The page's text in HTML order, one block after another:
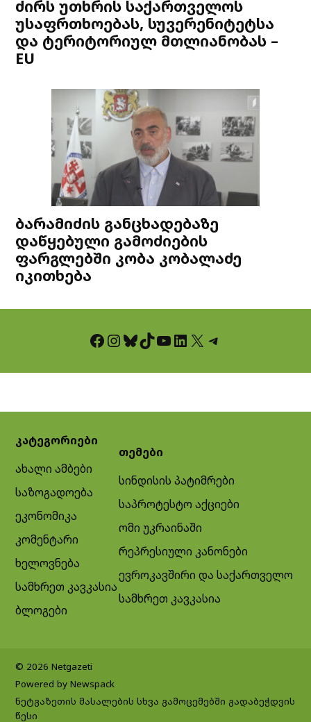
ძირს უთხრის საქართველოს
უსაფრთხოებას, სუვერენიტეტსა
და ტერიტორიულ მთლიანობას –
EU
ბარამიძის განცხადებაზე
დაწყებული გამოძიების
ფარგლებში კობა კობალაძე
იკითხება
Facebook InstagramBluesky TikTok YouTube LinkedIn X Telegram
კატეგორიები
ახალი ამბები
საზოგადოება
ეკონომიკა
კომენტარი
ხელოვნება
სამხრეთ კავკასია
ბლოგები
თემები
სინდისის პატიმრები
საპროტესტო აქციები
ომი უკრაინაში
რეპრესიული კანონები
ევროკავშირი და საქართველო
სამხრეთ კავკასია
© 2026 Netgazeti
Powered by Newspack
ნეტგაზეთის მასალების სხვა გამოცემებში გადაბეჭდვის
წესი